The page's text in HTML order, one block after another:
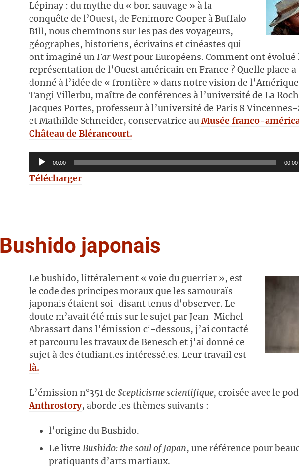
Lépinay : du mythe du « bon sauvage » à la
conquête de l’Ouest, de Fenimore Cooper à Buffalo
Bill, nous cheminons sur les pas des voyageurs,
géographes, historiens, écrivains et cinéastes qui
ont imaginé unFar Westpour Européens. Comment ont évolué
représentation de l’Ouest américain en France ? Quelle place
donné à l’idée de « frontière » dans notre vision de l’Amérique
Tangi Villerbu, maître de conférences à l’université de La
Jacques Portes, professeur à l’université de Paris 8
et Mathilde Schneider, conservatrice auMusée franco-
Château de Blérancourt.
Lecteur
audio
00:00 00:00
Télécharger
Bushido japonais
Le bushido, littéralement « voie du guerrier », est
le code des principes moraux que les samouraïs
japonais étaient soi-disant tenus d’observer. Le
doute m’avait été mis sur le sujet par Jean-Michel
Abrassart dans l’émission ci-dessous, j’ai contacté
et parcouru les travaux de Benesch et j’ai donné ce
sujet à des étudiant.es intéressé.es. Leur travail est
là.
L’émission n°351 de Scepticisme scientifique, croisée avec le
Anthrostory, aborde les thèmes suivants :
l’origine du Bushido.
Le livre Bushido: the soul of Japan, une référence pour
pratiquants d’arts martiaux.